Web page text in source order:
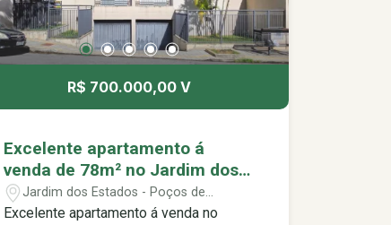
R$ 700.000,00 V
Excelente apartamento á
venda de 78m² no Jardim dos
Estados em Poços de Caldas
MG.
Jardim dos Estados - Poços de
Caldas/MG
Excelente apartamento á venda no